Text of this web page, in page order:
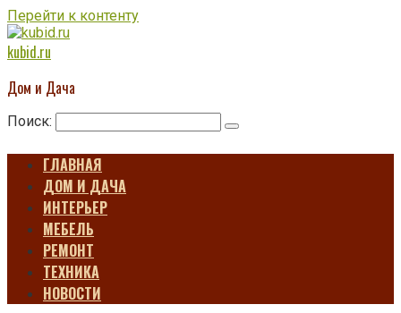
Перейти к контенту
kubid.ru
Дом и Дача
Поиск:
ГЛАВНАЯ
ДОМ И ДАЧА
ИНТЕРЬЕР
МЕБЕЛЬ
РЕМОНТ
ТЕХНИКА
НОВОСТИ